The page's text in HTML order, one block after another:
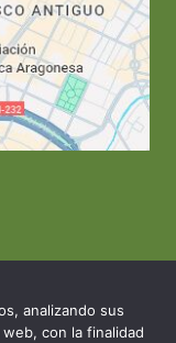
analizando sus
con la finalidad